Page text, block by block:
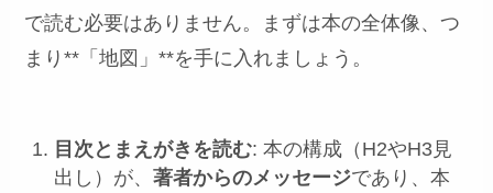
で読む必要はありません。まずは本の全体像、つ
まり**「地図」**を手に入れましょう。
目次とまえがきを読む: 本の構成（H2やH3見
出し）が、著者からのメッセージであり、本